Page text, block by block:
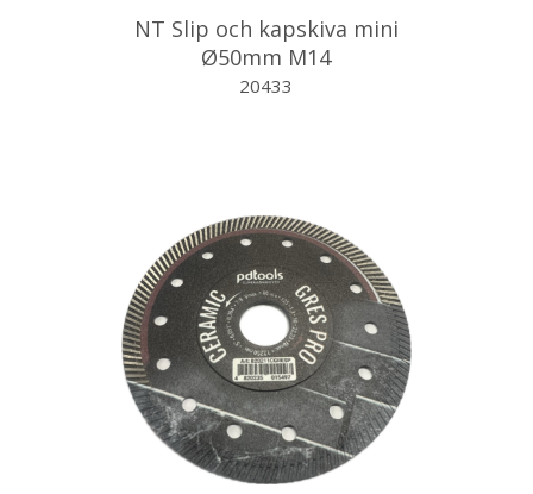
NT Slip och kapskiva mini
Ø50mm M14
20433